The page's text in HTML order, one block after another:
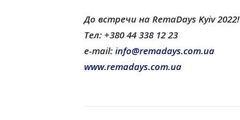
До встречи на RemaDays Kyiv 2022!
Тел: +380 44 338 12 23
e-mail: info@remadays.com.ua
www.remadays.com.ua